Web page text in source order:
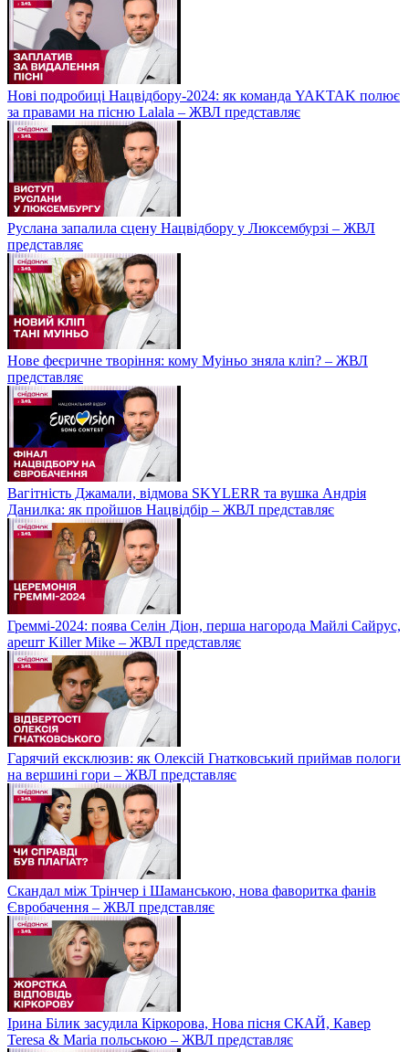
Нові подробиці Нацвідбору-2024: як команда YAKTAK полює
за правами на пісню Lalala – ЖВЛ представляє
Руслана запалила сцену Нацвідбору у Люксембурзі – ЖВЛ
представляє
Нове феєричне творіння: кому Муіньо зняла кліп? – ЖВЛ
представляє
Вагітність Джамали, відмова SKYLERR та вушка Андрія
Данилка: як пройшов Нацвідбір – ЖВЛ представляє
Греммі-2024: поява Селін Діон, перша нагорода Майлі Сайрус,
арешт Killer Mike – ЖВЛ представляє
Гарячий ексклюзив: як Олексій Гнатковський приймав пологи
на вершині гори – ЖВЛ представляє
Скандал між Трінчер і Шаманською, нова фаворитка фанів
Євробачення – ЖВЛ представляє
Ірина Білик засудила Кіркорова, Нова пісня СКАЙ, Кавер
Teresa & Maria польською – ЖВЛ представляє